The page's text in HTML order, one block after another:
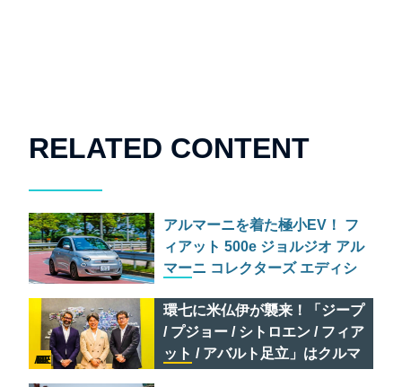
RELATED CONTENT
アルマーニを着た極小EV！ フ
ィアット 500e ジョルジオ アル
マーニ コレクターズ エディシ
環七に米仏伊が襲来！「ジープ
/ プジョー / シトロエン / フィア
ット / アバルト足立」はクルマ
AD FEATURE